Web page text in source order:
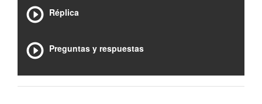
Réplica
Preguntas y respuestas